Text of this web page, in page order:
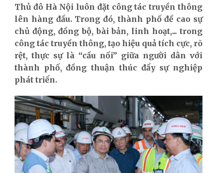
Thủ đô Hà Nội luôn đặt công tác truyền thông
lên hàng đầu. Trong đó, thành phố đề cao sự
chủ động, đồng bộ, bài bản, linh hoạt,... trong
công tác truyền thông, tạo hiệu quả tích cực, rõ
rệt, thực sự là “cầu nối” giữa người dân với
thành phố, đồng thuận thúc đẩy sự nghiệp
phát triển.